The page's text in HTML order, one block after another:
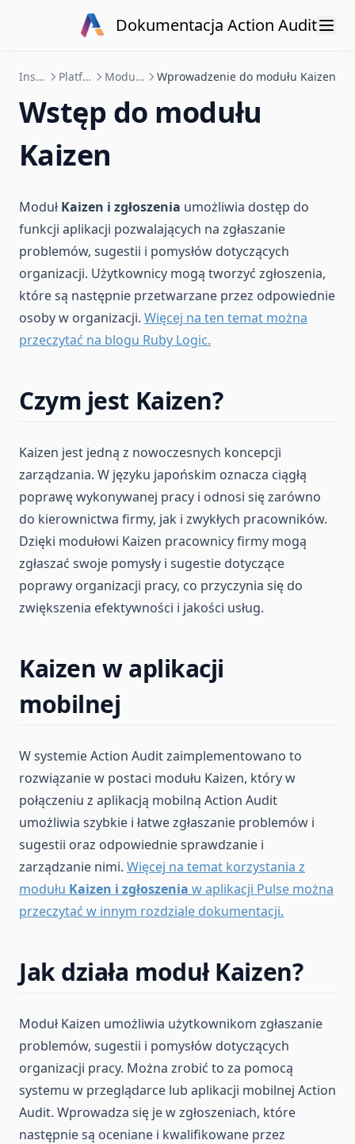
Dokumentacja Action Audit
Instrukcja obsługi Platforma internetowa Moduł Kaizen i zgłoszenia Wprowadzenie do modułu Kaizen
Wstęp do modułu
Kaizen
Moduł Kaizen i zgłoszenia umożliwia dostęp do
funkcji aplikacji pozwalających na zgłaszanie
problemów, sugestii i pomysłów dotyczących
organizacji. Użytkownicy mogą tworzyć zgłoszenia,
które są następnie przetwarzane przez odpowiednie
osoby w organizacji. Więcej na ten temat można
przeczytać na blogu Ruby Logic.
Czym jest Kaizen?
Kaizen jest jedną z nowoczesnych koncepcji
zarządzania. W języku japońskim oznacza ciągłą
poprawę wykonywanej pracy i odnosi się zarówno
do kierownictwa firmy, jak i zwykłych pracowników.
Dzięki modułowi Kaizen pracownicy firmy mogą
zgłaszać swoje pomysły i sugestie dotyczące
poprawy organizacji pracy, co przyczynia się do
zwiększenia efektywności i jakości usług.
Kaizen w aplikacji
mobilnej
W systemie Action Audit zaimplementowano to
rozwiązanie w postaci modułu Kaizen, który w
połączeniu z aplikacją mobilną Action Audit
umożliwia szybkie i łatwe zgłaszanie problemów i
sugestii oraz odpowiednie sprawdzanie i
zarządzanie nimi. Więcej na temat korzystania z
modułu Kaizen i zgłoszenia w aplikacji Pulse można
przeczytać w innym rozdziale dokumentacji.
Jak działa moduł Kaizen?
Moduł Kaizen umożliwia użytkownikom zgłaszanie
problemów, sugestii i pomysłów dotyczących
organizacji pracy. Można zrobić to za pomocą
systemu w przeglądarce lub aplikacji mobilnej Action
Audit. Wprowadza się je w zgłoszeniach, które
następnie są oceniane i kwalifikowane przez